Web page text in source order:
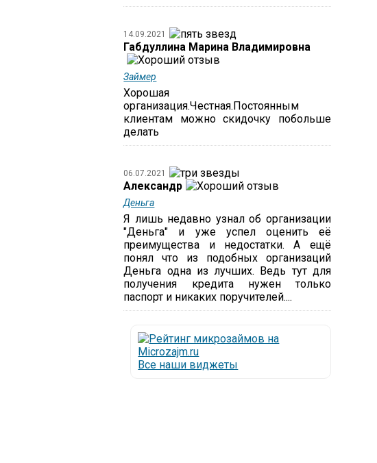
14.09.2021
Габдуллина Марина Владимировна
Займер
Хорошая
организация.Честная.Постоянным
клиентам можно скидочку побольше
делать
06.07.2021
Александр
Деньга
Я лишь недавно узнал об организации
"Деньга" и уже успел оценить её
преимущества и недостатки. А ещё
понял что из подобных организаций
Деньга одна из лучших. Ведь тут для
получения кредита нужен только
паспорт и никаких поручителей....
Все наши виджеты